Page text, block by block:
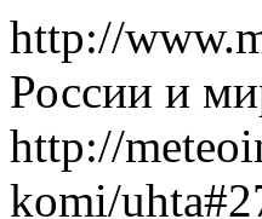
http://
России и
http://
komi/